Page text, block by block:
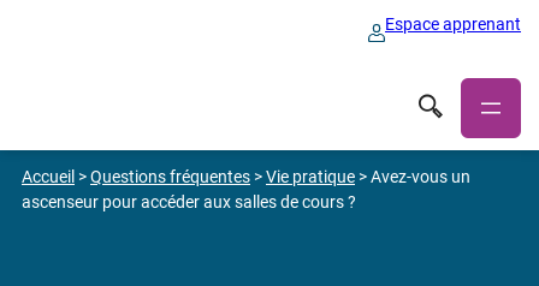
Espace apprenant
Accueil >Questions fréquentes >Vie pratique >Avez-vous un
ascenseur pour accéder aux salles de cours ?